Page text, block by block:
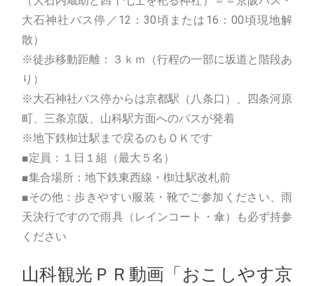
大石神社バス停／12：30頃または16：00頃現地解
散）
※徒歩移動距離：３ｋｍ（行程の一部に坂道と階段あ
り）
※大石神社バス停からは京都駅（八条口）、四条河原
町、三条京阪、山科駅方面へのバスが発着
※地下鉄椥辻駅まで戻るのもＯＫです
■定員：１日１組（最大５名）
■集合場所：地下鉄東西線・椥辻駅改札前
■その他：歩きやすい服装・靴でご参加ください、雨
天決行ですので雨具（レインコート・傘）も必ず持参
ください
山科観光ＰＲ動画「おこしやす京